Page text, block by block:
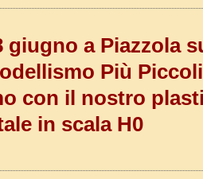
giugno a Piazzola
Più
con il nostro
in scala H0